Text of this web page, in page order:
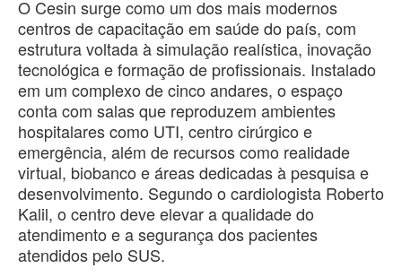
O Cesin surge como um dos mais modernos
centros de capacitação em saúde do país, com
estrutura voltada à simulação realística, inovação
tecnológica e formação de profissionais. Instalado
em um complexo de cinco andares, o espaço
conta com salas que reproduzem ambientes
hospitalares como UTI, centro cirúrgico e
emergência, além de recursos como realidade
virtual, biobanco e áreas dedicadas à pesquisa e
desenvolvimento. Segundo o cardiologista Roberto
Kalil, o centro deve elevar a qualidade do
atendimento e a segurança dos pacientes
atendidos pelo SUS.